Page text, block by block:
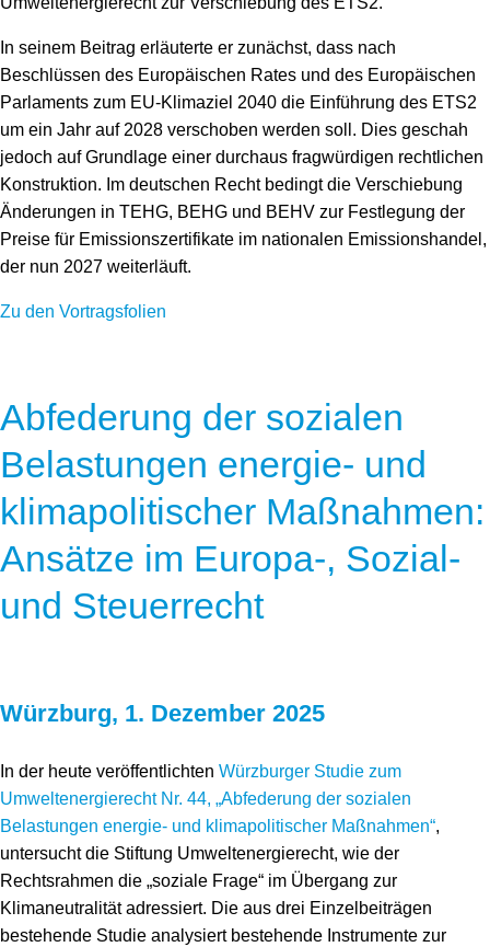
In seinem Beitrag erläuterte er zunächst, dass nach
Beschlüssen des Europäischen Rates und des Europäischen
Parlaments zum EU-Klimaziel 2040 die Einführung des ETS2
um ein Jahr auf 2028 verschoben werden soll. Dies geschah
jedoch auf Grundlage einer durchaus fragwürdigen rechtlichen
Konstruktion. Im deutschen Recht bedingt die Verschiebung
Änderungen in TEHG, BEHG und BEHV zur Festlegung der
Preise für Emissionszertifikate im nationalen Emissionshandel,
der nun 2027 weiterläuft.
Zu den Vortragsfolien
Abfederung der sozialen
Belastungen energie- und
klimapolitischer Maßnahmen:
Ansätze im Europa-, Sozial-
und Steuerrecht
Würzburg, 1. Dezember 2025
In der heute veröffentlichten Würzburger Studie zum
Umweltenergierecht Nr. 44, „Abfederung der sozialen
Belastungen energie- und klimapolitischer Maßnahmen“,
untersucht die Stiftung Umweltenergierecht, wie der
Rechtsrahmen die „soziale Frage“ im Übergang zur
Klimaneutralität adressiert. Die aus drei Einzelbeiträgen
bestehende Studie analysiert bestehende Instrumente zur